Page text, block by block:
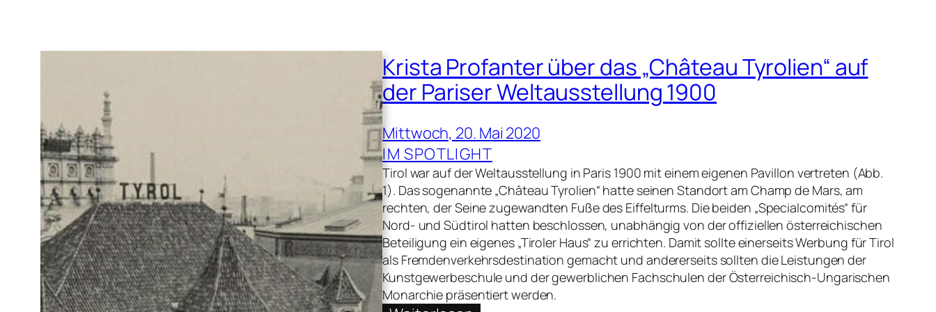
Krista Profanter über das „Château Tyrolien“ auf
der Pariser Weltausstellung 1900
Mittwoch, 20. Mai 2020
IM SPOTLIGHT
Tirol war auf der Weltausstellung in Paris 1900 mit einem eigenen Pavillon vertreten (Abb.
1). Das sogenannte „Château Tyrolien“ hatte seinen Standort am Champ de Mars, am
rechten, der Seine zugewandten Fuße des Eiffelturms. Die beiden „Specialcomités“ für
Nord- und Südtirol hatten beschlossen, unabhängig von der offiziellen österreichischen
Beteiligung ein eigenes „Tiroler Haus“ zu errichten. Damit sollte einerseits Werbung für Tirol
als Fremdenverkehrsdestination gemacht und andererseits sollten die Leistungen der
Kunstgewerbeschule und der gewerblichen Fachschulen der Österreichisch-Ungarischen
Monarchie präsentiert werden.